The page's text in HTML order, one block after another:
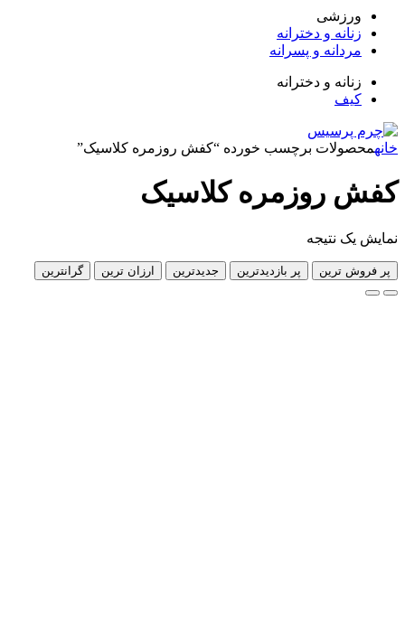
و دخترانه
و پسرانه
و دخترانه
برچسب خورده “کفش روزمره کلاسیک”
روزمره کلاسیک
نتیجه
ترین پر بازدیدترین جدیدترین ارزان ترین گرانترین